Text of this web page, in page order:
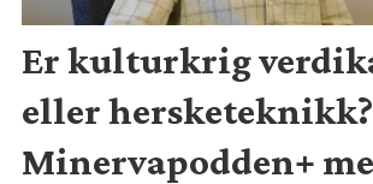
Er kulturkrig
eller hersketeknikk?
Minervapodden+